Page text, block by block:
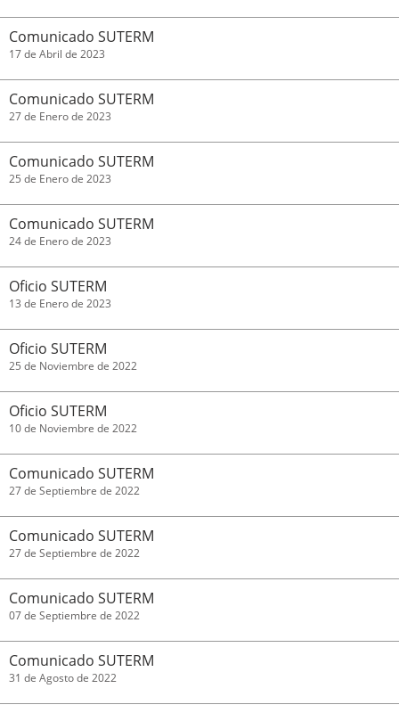
Comunicado SUTERM
17 de Abril de 2023
Comunicado SUTERM
27 de Enero de 2023
Comunicado SUTERM
25 de Enero de 2023
Comunicado SUTERM
24 de Enero de 2023
Oficio SUTERM
13 de Enero de 2023
Oficio SUTERM
25 de Noviembre de 2022
Oficio SUTERM
10 de Noviembre de 2022
Comunicado SUTERM
27 de Septiembre de 2022
Comunicado SUTERM
27 de Septiembre de 2022
Comunicado SUTERM
07 de Septiembre de 2022
Comunicado SUTERM
31 de Agosto de 2022